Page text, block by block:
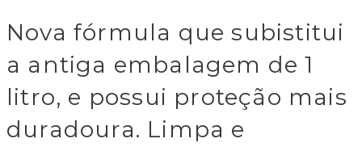
Nova fórmula que subistitui
a antiga embalagem de 1
litro, e possui proteção mais
duradoura. Limpa e